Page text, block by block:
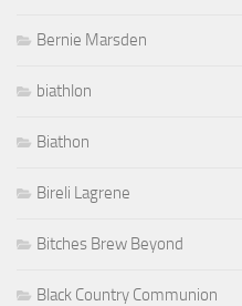
Bernie Marsden
biathlon
Biathon
Bireli Lagrene
Bitches Brew Beyond
Black Country Communion